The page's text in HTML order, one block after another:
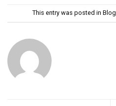
This entry was posted in Blog